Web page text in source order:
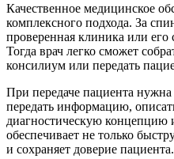
Качественное медицинское
комплексного подхода. За
проверенная клиника или его
Тогда врач легко сможет
консилиум или передать
При передаче пациента
передать информацию,
диагностическую концепцию
обеспечивает не только
и сохраняет доверие